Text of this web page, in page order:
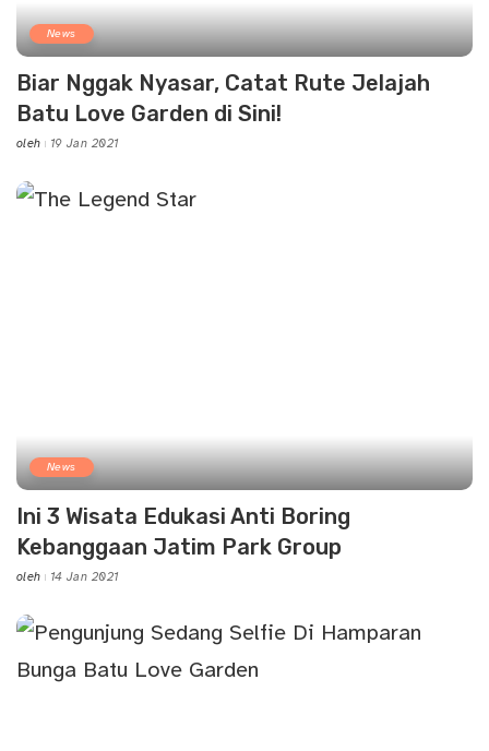
News
Biar Nggak Nyasar, Catat Rute Jelajah
Batu Love Garden di Sini!
Posted
oleh 19 Jan 2021
News
Ini 3 Wisata Edukasi Anti Boring
Kebanggaan Jatim Park Group
Posted
oleh 14 Jan 2021